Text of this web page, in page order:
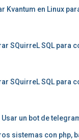
Kvantum en Linux
SQuirreL SQL para
SQuirreL SQL para
Usar un bot de
sistemas con php,